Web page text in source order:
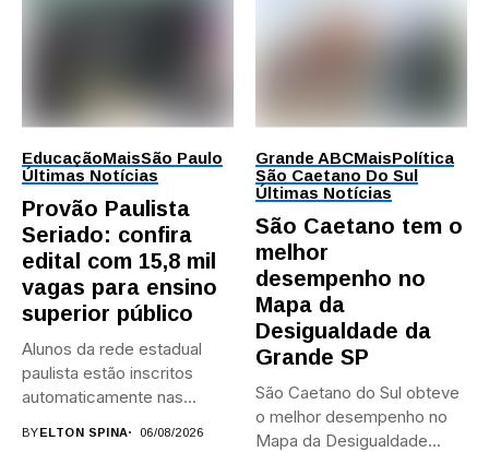
EducaçãoMaisSão Paulo
Últimas Notícias
Provão Paulista
Seriado: confira
edital com 15,8 mil
vagas para ensino
superior público
Alunos da rede estadual
paulista estão inscritos
automaticamente nas
BYELTON SPINA 06/08/2026
Grande ABCMaisPolítica
São Caetano Do Sul
Últimas Notícias
São Caetano tem o
melhor
desempenho no
Mapa da
Desigualdade da
Grande SP
São Caetano do Sul obteve
o melhor desempenho no
Mapa da Desigualdade...